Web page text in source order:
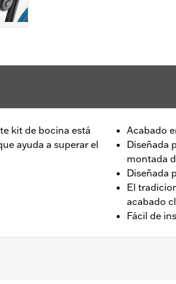
kit de bocina está
ayuda a superar el
Acabado
Diseñada
montada
Diseñada
El
acabado
Fácil de